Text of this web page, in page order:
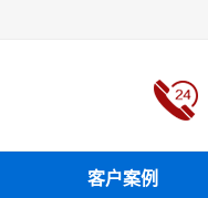
客户案例